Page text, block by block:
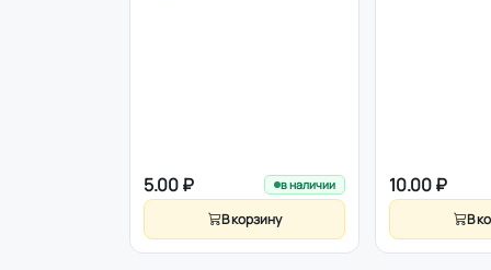
5.00 ₽ в наличии
В корзину
10.00 ₽
В